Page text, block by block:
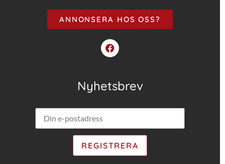
ANNONSERA HOS OSS?
Nyhetsbrev